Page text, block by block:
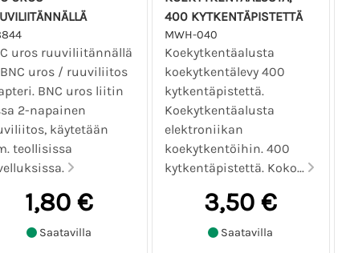
uros ruuviliitännällä
uros / ruuviliitos
BNC uros liitin
2-napainen
käytetään
teollisissa
1,80 €
Saatavilla
400 KYTKENTÄPISTETTÄ
MWH-040
Koekytkentäalusta
koekytkentälevy 400
kytkentäpistettä.
Koekytkentäalusta
elektroniikan
koekytkentöihin. 400
kytkentäpistettä. Koko...
3,50 €
Saatavilla